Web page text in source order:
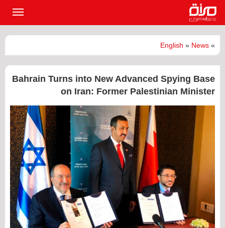
»
English » News
Bahrain Turns into New Advanced Spying Base
on Iran: Former Palestinian Minister